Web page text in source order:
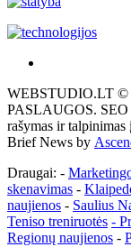
tai
žemės
ploto
matavimo
Pagrindinis
WEBSTUDIO.LT
PASLAUGOS. SEO
rašymas ir talpinimas
Brief News by
Draugai: -
skenavimas -
naujienos - Saulius
Teniso treniruotės -
Regionų naujienos -